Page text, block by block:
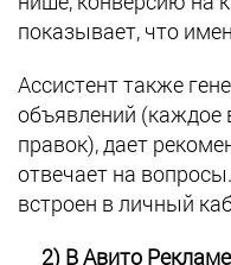
показывает, что
Ассистент также
объявлений (каждое
правок), дает
отвечает на
встроен в личный
2) В Авито Рекламе